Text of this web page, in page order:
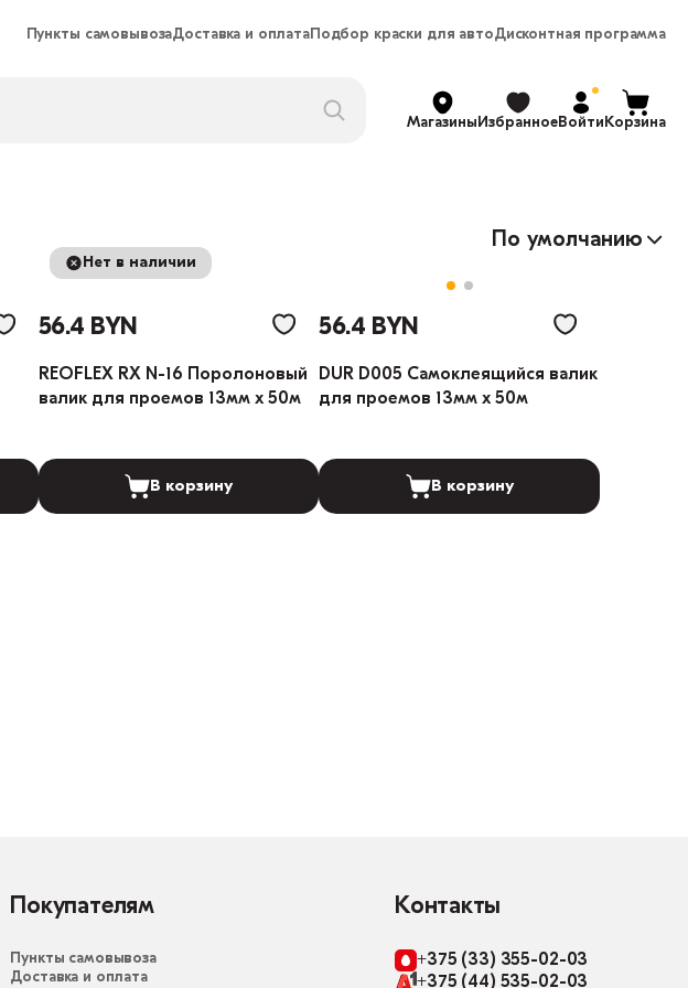
Пункты самовывозаДоставка и оплатаПодбор краски для автоДисконтная программа
МагазиныИзбранноеВойтиКорзина
По умолчанию
Нет в наличии
56.4 BYN
REOFLEX RX N-16 Поролоновый
валик для проемов 13мм х 50м
В корзину
56.4 BYN
DUR D005 Самоклеящийся валик
для проемов 13мм х 50м
В корзину
Покупателям
Пункты самовывоза
Доставка и оплата
Контакты
+375 (33) 355-02-03
+375 (44) 535-02-03